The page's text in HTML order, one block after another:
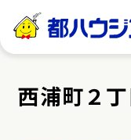
西浦町２